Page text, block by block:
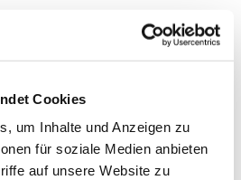
Cookies
um Inhalte und Anzeigen zu
für soziale Medien anbieten
auf unsere Website zu